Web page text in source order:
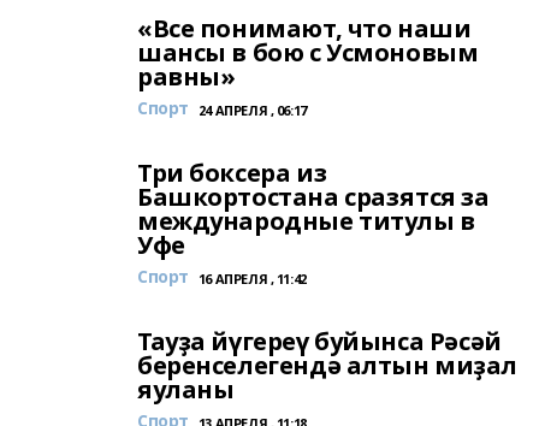
«Все понимают, что наши
шансы в бою с Усмоновым
равны»
Спорт 24 АПРЕЛЯ , 06:17
Три боксера из
Башкортостана сразятся за
международные титулы в
Уфе
Спорт 16 АПРЕЛЯ , 11:42
Тауҙа йүгереү буйынса Рәсәй
беренселегендә алтын миҙал
яуланы
Спорт